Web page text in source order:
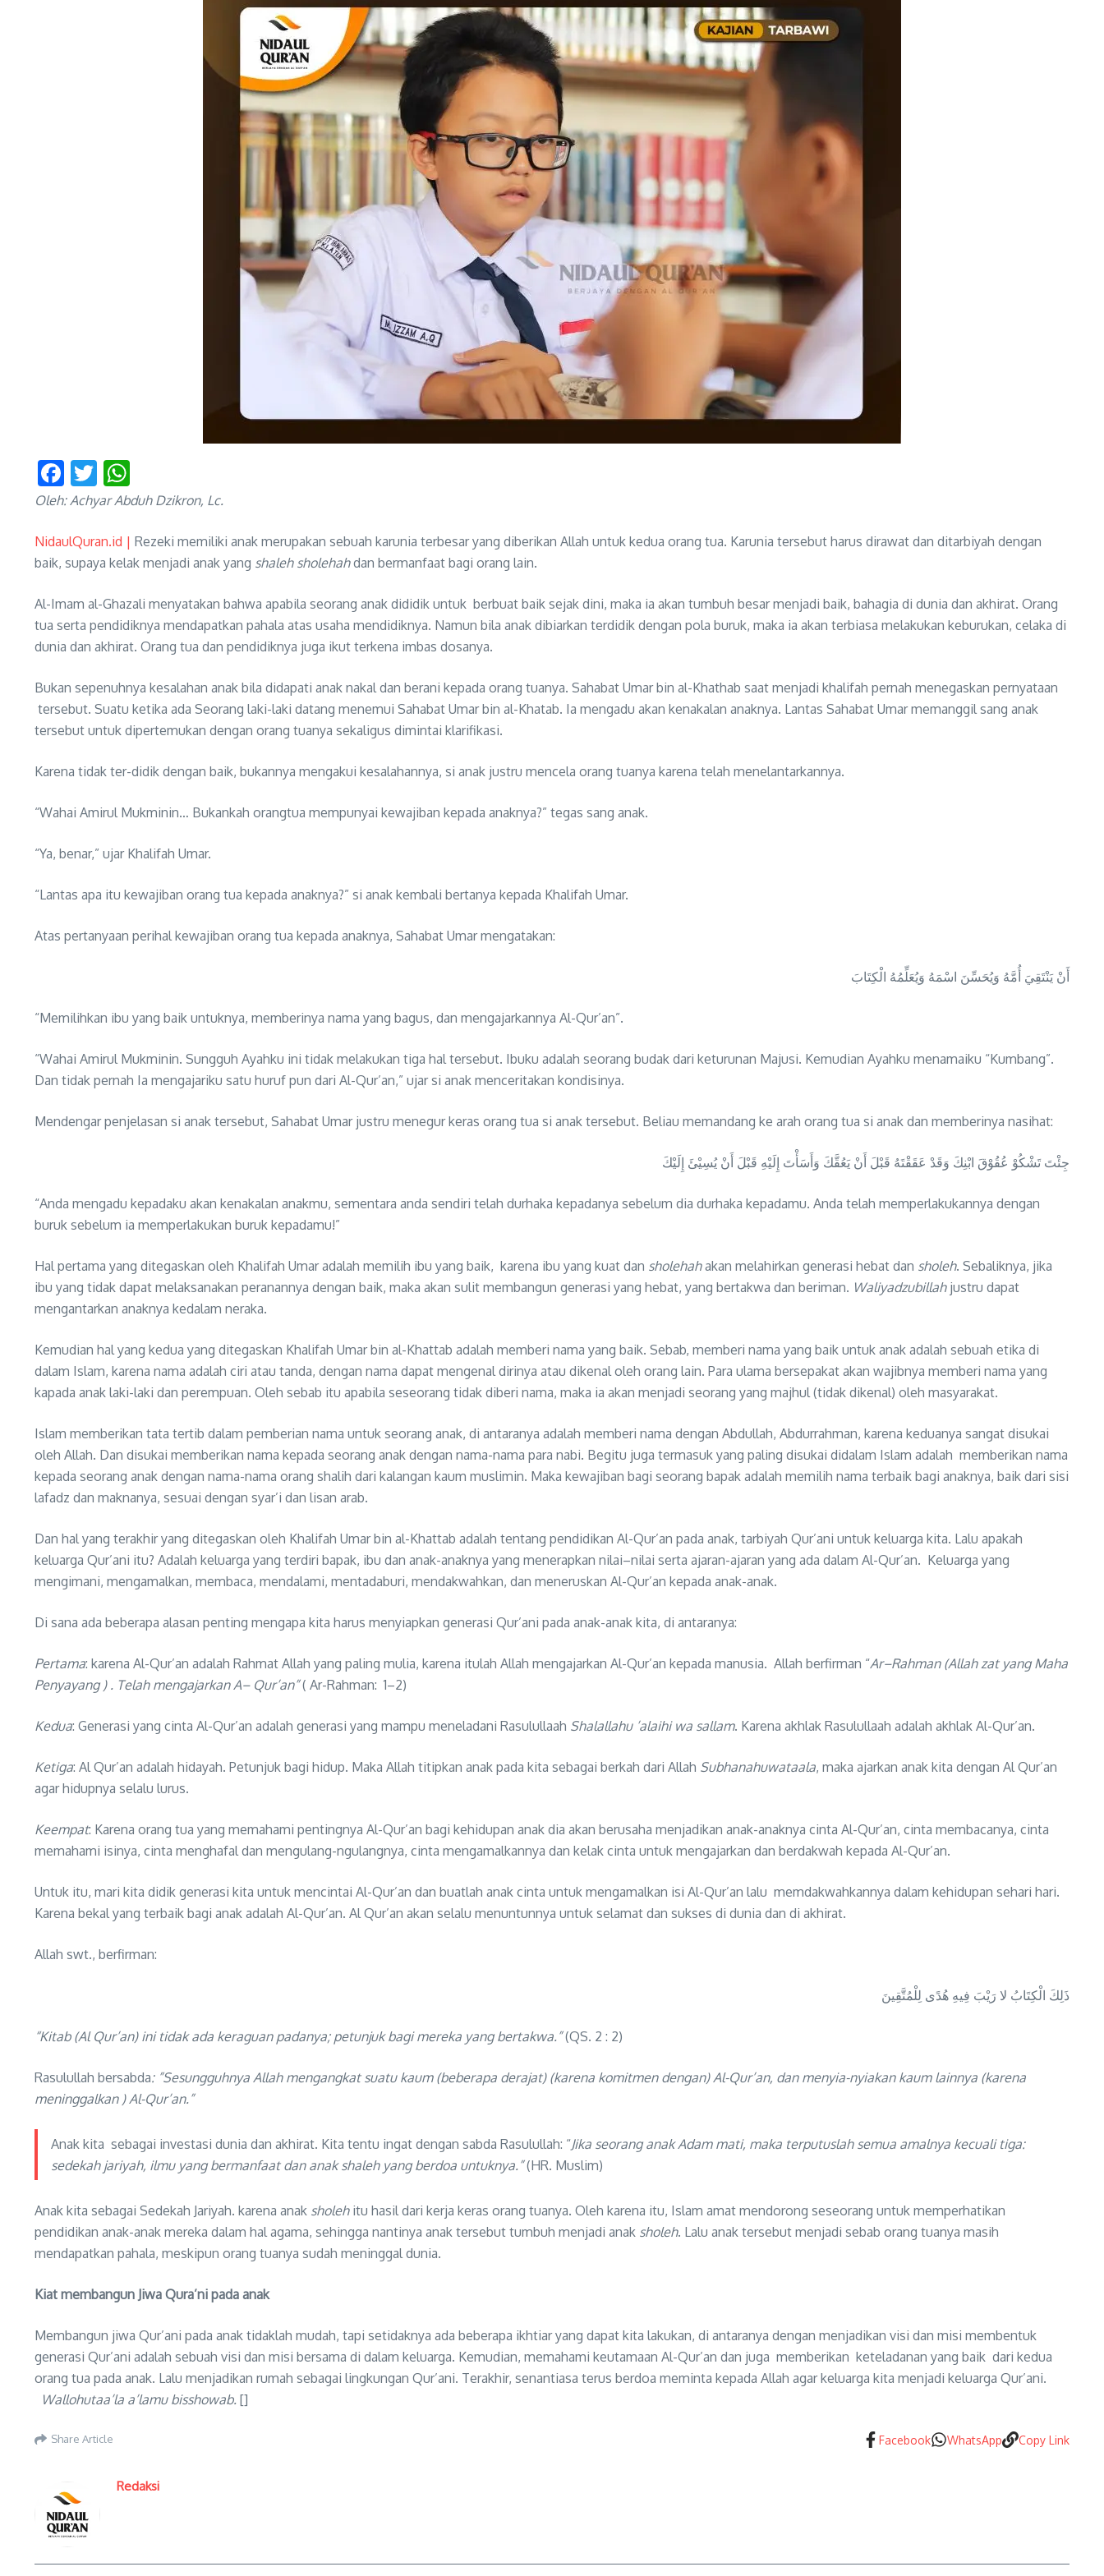
Facebook
Twitter
Oleh: Achyar Abduh Dzikron, Lc.
NidaulQuran.id | Rezeki memiliki anak merupakan sebuah karunia terbesar yang diberikan Allah untuk kedua orang tua. Karunia tersebut harus dirawat dan ditarbiyah dengan
baik, supaya kelak menjadi anak yang shaleh sholehahdan bermanfaat bagi orang lain.
Al-Imam al-Ghazali menyatakan bahwa apabila seorang anak dididik untuk berbuat baik sejak dini, maka ia akan tumbuh besar menjadi baik, bahagia di dunia dan akhirat. Orang
tua serta pendidiknya mendapatkan pahala atas usaha mendidiknya. Namun bila anak dibiarkan terdidik dengan pola buruk, maka ia akan terbiasa melakukan keburukan, celaka di
dunia dan akhirat. Orang tua dan pendidiknya juga ikut terkena imbas dosanya.
Bukan sepenuhnya kesalahan anak bila didapati anak nakal dan berani kepada orang tuanya. Sahabat Umar bin al-Khathab saat menjadi khalifah pernah menegaskan pernyataan
tersebut. Suatu ketika ada Seorang laki-laki datang menemui Sahabat Umar bin al-Khatab. Ia mengadu akan kenakalan anaknya. Lantas Sahabat Umar memanggil sang anak
tersebut untuk dipertemukan dengan orang tuanya sekaligus dimintai klarifikasi.
Karena tidak ter-didik dengan baik, bukannya mengakui kesalahannya, si anak justru mencela orang tuanya karena telah menelantarkannya.
“Wahai Amirul Mukminin… Bukankah orangtua mempunyai kewajiban kepada anaknya?” tegas sang anak.
“Ya, benar,” ujar Khalifah Umar.
“Lantas apa itu kewajiban orang tua kepada anaknya?” si anak kembali bertanya kepada Khalifah Umar.
Atas pertanyaan perihal kewajiban orang tua kepada anaknya, Sahabat Umar mengatakan:
أَنْ يَنْتَقِيَ أُمَّهُ وَيُحَسِّنَ اسْمَهُ وَيُعَلِّمُهُ الْكِتَابَ
“Memilihkan ibu yang baik untuknya, memberinya nama yang bagus, dan mengajarkannya Al-Qur’an”.
“Wahai Amirul Mukminin. Sungguh Ayahku ini tidak melakukan tiga hal tersebut. Ibuku adalah seorang budak dari keturunan Majusi. Kemudian Ayahku menamaiku “Kumbang”.
Dan tidak pernah Ia mengajariku satu huruf pun dari Al-Qur’an,” ujar si anak menceritakan kondisinya.
Mendengar penjelasan si anak tersebut, Sahabat Umar justru menegur keras orang tua si anak tersebut. Beliau memandang ke arah orang tua si anak dan memberinya nasihat:
جِئْتَ تَشْكُوْ عُقُوْقَ ابْنِكَ وَقَدْ عَقَقْتَهُ قَبْلَ أَنْ يَعُقَّكَ وَأَسَأْتَ إِلَيْهِ قَبْلَ أَنْ يُسِيْئَ إِلَيْكَ
“Anda mengadu kepadaku akan kenakalan anakmu, sementara anda sendiri telah durhaka kepadanya sebelum dia durhaka kepadamu. Anda telah memperlakukannya dengan
buruk sebelum ia memperlakukan buruk kepadamu!”
Hal pertama yang ditegaskan oleh Khalifah Umar adalah memilih ibu yang baik, karena ibu yang kuat dan sholehahakan melahirkan generasi hebat dan sholeh. Sebaliknya, jika
ibu yang tidak dapat melaksanakan peranannya dengan baik, maka akan sulit membangun generasi yang hebat, yang bertakwa dan beriman. Waliyadzubillahjustru dapat
mengantarkan anaknya kedalam neraka.
Kemudian hal yang kedua yang ditegaskan Khalifah Umar bin al-Khattab adalah memberi nama yang baik. Sebab, memberi nama yang baik untuk anak adalah sebuah etika di
dalam Islam, karena nama adalah ciri atau tanda, dengan nama dapat mengenal dirinya atau dikenal oleh orang lain. Para ulama bersepakat akan wajibnya memberi nama yang
kapada anak laki-laki dan perempuan. Oleh sebab itu apabila seseorang tidak diberi nama, maka ia akan menjadi seorang yang majhul (tidak dikenal) oleh masyarakat.
Islam memberikan tata tertib dalam pemberian nama untuk seorang anak, di antaranya adalah memberi nama dengan Abdullah, Abdurrahman, karena keduanya sangat disukai
oleh Allah. Dan disukai memberikan nama kepada seorang anak dengan nama-nama para nabi. Begitu juga termasuk yang paling disukai didalam Islam adalah memberikan nama
kepada seorang anak dengan nama-nama orang shalih dari kalangan kaum muslimin. Maka kewajiban bagi seorang bapak adalah memilih nama terbaik bagi anaknya, baik dari sisi
lafadz dan maknanya, sesuai dengan syar’i dan lisan arab.
Dan hal yang terakhir yang ditegaskan oleh Khalifah Umar bin al-Khattab adalah tentang pendidikan Al-Qur’an pada anak, tarbiyah Qur’ani untuk keluarga kita. Lalu apakah
keluarga Qur’ani itu? Adalah keluarga yang terdiri bapak, ibu dan anak-anaknya yang menerapkan nilai–nilai serta ajaran-ajaran yang ada dalam Al-Qur’an. Keluarga yang
mengimani, mengamalkan, membaca, mendalami, mentadaburi, mendakwahkan, dan meneruskan Al-Qur’an kepada anak-anak.
Di sana ada beberapa alasan penting mengapa kita harus menyiapkan generasi Qur’ani pada anak-anak kita, di antaranya:
Pertama: karena Al-Qur’an adalah Rahmat Allah yang paling mulia, karena itulah Allah mengajarkan Al-Qur’an kepada manusia. Allah berfirman “Ar–Rahman (Allah zat yang Maha
Penyayang ) . Telah mengajarkan A–Qur’an”( Ar-Rahman: 1–2)
Kedua: Generasi yang cinta Al-Qur’an adalah generasi yang mampu meneladani Rasulullaah Shalallahu ’alaihi wa sallam. Karena akhlak Rasulullaah adalah akhlak Al-Qur’an.
Ketiga: Al Qur’an adalah hidayah. Petunjuk bagi hidup. Maka Allah titipkan anak pada kita sebagai berkah dari Allah Subhanahuwataala, maka ajarkan anak kita dengan Al Qur’an
agar hidupnya selalu lurus.
Keempat: Karena orang tua yang memahami pentingnya Al-Qur’an bagi kehidupan anak dia akan berusaha menjadikan anak-anaknya cinta Al-Qur’an, cinta membacanya, cinta
memahami isinya, cinta menghafal dan mengulang-ngulangnya, cinta mengamalkannya dan kelak cinta untuk mengajarkan dan berdakwah kepada Al-Qur’an.
Untuk itu, mari kita didik generasi kita untuk mencintai Al-Qur’an dan buatlah anak cinta untuk mengamalkan isi Al-Qur’an lalu memdakwahkannya dalam kehidupan sehari hari.
Karena bekal yang terbaik bagi anak adalah Al-Qur’an. Al Qur’an akan selalu menuntunnya untuk selamat dan sukses di dunia dan di akhirat.
Allah swt., berfirman:
ذَلِكَ الْكِتَابُ لا رَيْبَ فِيهِ هُدًى لِلْمُتَّقِينَ
“Kitab (Al Qur’an) ini tidak ada keraguan padanya; petunjuk bagi mereka yang bertakwa.”(QS. 2 : 2)
Rasulullah bersabda: ”Sesungguhnya Allah mengangkat suatu kaum (beberapa derajat) (karena komitmen dengan) Al-Qur’an, dan menyia-nyiakan kaum lainnya (karena
meninggalkan ) Al-Qur’an.”
Anak kita sebagai investasi dunia dan akhirat. Kita tentu ingat dengan sabda Rasulullah: “Jika seorang anak Adam mati, maka terputuslah semua amalnya kecuali tiga:
sedekah jariyah, ilmu yang bermanfaat dan anak shaleh yang berdoa untuknya.”(HR. Muslim)
Anak kita sebagai Sedekah Jariyah. karena anak sholehitu hasil dari kerja keras orang tuanya. Oleh karena itu, Islam amat mendorong seseorang untuk memperhatikan
pendidikan anak-anak mereka dalam hal agama, sehingga nantinya anak tersebut tumbuh menjadi anak sholeh. Lalu anak tersebut menjadi sebab orang tuanya masih
mendapatkan pahala, meskipun orang tuanya sudah meninggal dunia.
Kiat membangun Jiwa Qura’ni pada anak
Membangun jiwa Qur’ani pada anak tidaklah mudah, tapi setidaknya ada beberapa ikhtiar yang dapat kita lakukan, di antaranya dengan menjadikan visi dan misi membentuk
generasi Qur’ani adalah sebuah visi dan misi bersama di dalam keluarga. Kemudian, memahami keutamaan Al-Qur’an dan juga memberikan keteladanan yang baik dari kedua
orang tua pada anak. Lalu menjadikan rumah sebagai lingkungan Qur’ani. Terakhir, senantiasa terus berdoa meminta kepada Allah agar keluarga kita menjadi keluarga Qur’ani.
Wallohutaa’la a’lamu bisshowab. []
Share Article Facebook WhatsApp Copy Link
Redaksi